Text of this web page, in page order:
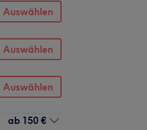
Auswählen
Auswählen
Auswählen
ab 150 €